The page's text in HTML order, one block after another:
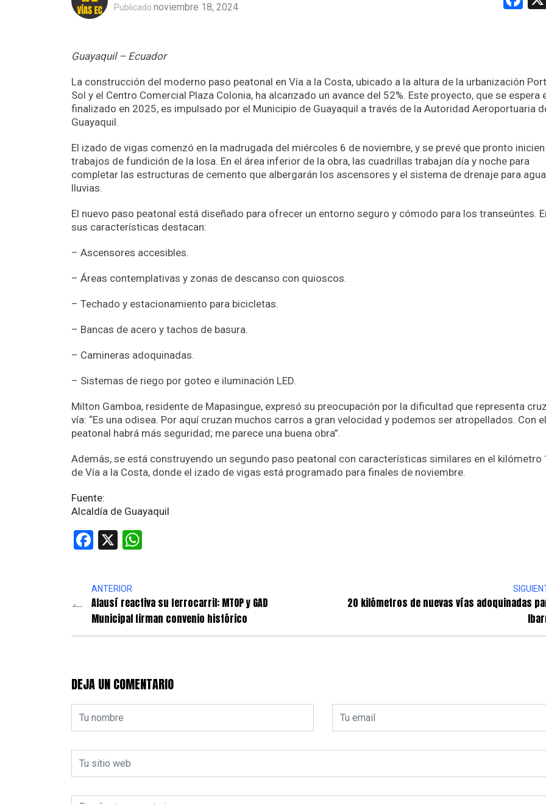
Publicado noviembre 18, 2024
Guayaquil – Ecuador
La construcción del moderno paso peatonal en Vía a la Costa, ubicado a la altura de la urbanización
Sol y el Centro Comercial Plaza Colonia, ha alcanzado un avance del 52%. Este proyecto, que se espera
finalizado en 2025, es impulsado por el Municipio de Guayaquil a través de la Autoridad Aeroportuaria
Guayaquil.
El izado de vigas comenzó en la madrugada del miércoles 6 de noviembre, y se prevé que pronto
trabajos de fundición de la losa. En el área inferior de la obra, las cuadrillas trabajan día y noche para
completar las estructuras de cemento que albergarán los ascensores y el sistema de drenaje para
lluvias.
El nuevo paso peatonal está diseñado para ofrecer un entorno seguro y cómodo para los transeúntes.
sus características destacan:
– Ascensores accesibles.
– Áreas contemplativas y zonas de descanso con quioscos.
– Techado y estacionamiento para bicicletas.
– Bancas de acero y tachos de basura.
– Camineras adoquinadas.
– Sistemas de riego por goteo e iluminación LED.
Milton Gamboa, residente de Mapasingue, expresó su preocupación por la dificultad que representa
vía: “Es una odisea. Por aquí cruzan muchos carros a gran velocidad y podemos ser atropellados. Con
peatonal habrá más seguridad; me parece una buena obra”.
Además, se está construyendo un segundo paso peatonal con características similares en el kilómetro
de Vía a la Costa, donde el izado de vigas está programado para finales de noviembre.
Fuente:
Alcaldía de Guayaquil
Facebook
X
ANTERIOR
Alausí reactiva su ferrocarril: MTOP y GAD
Municipal firman convenio histórico
20 kilómetros de nuevas vías adoquinadas
DEJA UN COMENTARIO